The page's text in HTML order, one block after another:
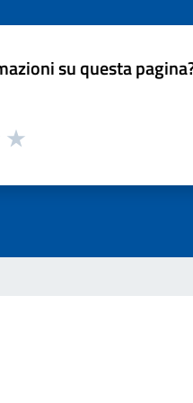
su questa